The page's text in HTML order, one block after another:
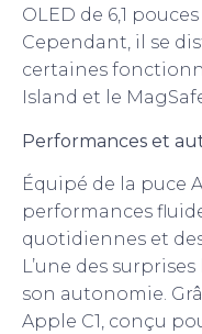
OLED de 6,1
Cependant, il se
certaines
Island et le
Performances et
Équipé de la puce
performances
quotidiennes et
L’une des
son autonomie.
Apple C1, conçu